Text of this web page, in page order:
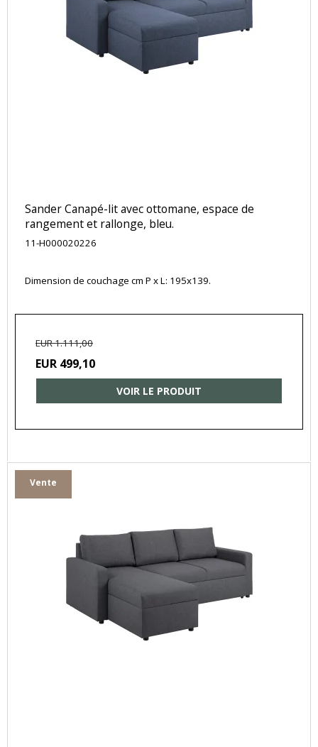
Sander Canapé-lit avec ottomane, espace de
rangement et rallonge, bleu.
11-H000020226
Dimension de couchage cm P x L: 195x139.
EUR 1.111,00
EUR 499,10
VOIR LE PRODUIT
Vente